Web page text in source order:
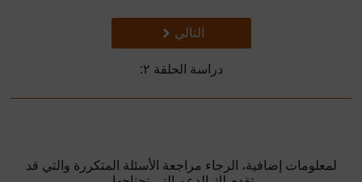
تالي
التالي
دراسة الحلقة ٢:
لمعلومات إضافية، الرجاء مراجعة الأسئلة المتكررة والتي قد